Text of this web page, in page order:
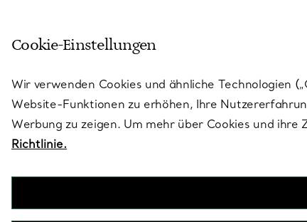
Cookie-Einstellungen
Wir verwenden Cookies und ähnliche Technologien
Website-Funktionen zu erhöhen, Ihre
Werbung zu zeigen. Um mehr über Cookies und
Richtlinie.